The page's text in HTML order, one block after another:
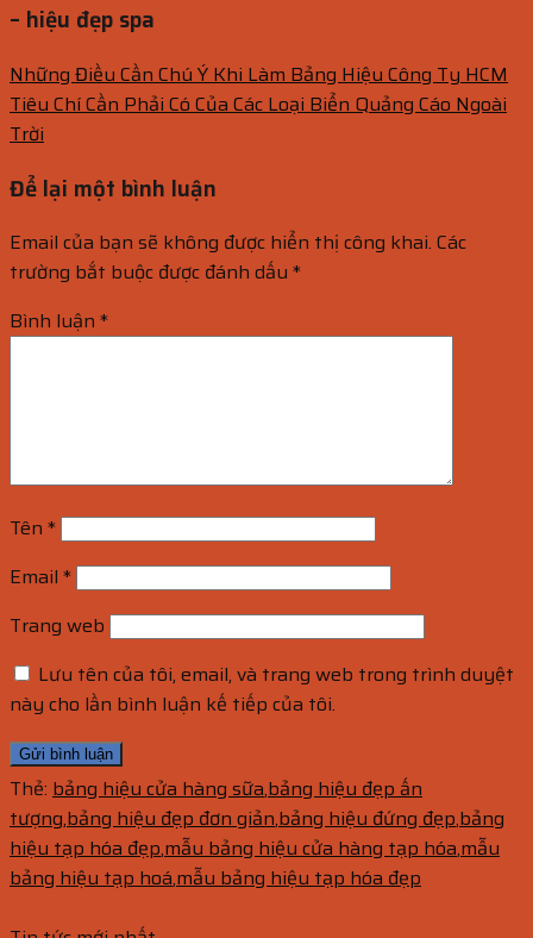
– hiệu đẹp spa
Những Điều Cần Chú Ý Khi Làm Bảng Hiệu Công Ty HCM
Tiêu Chí Cần Phải Có Của Các Loại Biển Quảng Cáo Ngoài
Trời
Để lại một bình luận
Email của bạn sẽ không được hiển thị công khai. Các
trường bắt buộc được đánh dấu *
Bình luận *
Tên *
Email *
Trang web
Lưu tên của tôi, email, và trang web trong trình duyệt
này cho lần bình luận kế tiếp của tôi.
Thẻ: bảng hiệu cửa hàng sữa,bảng hiệu đẹp ấn
tượng,bảng hiệu đẹp đơn giản,bảng hiệu đứng đẹp,bảng
hiệu tạp hóa đẹp,mẫu bảng hiệu cửa hàng tạp hóa,mẫu
bảng hiệu tạp hoá,mẫu bảng hiệu tạp hóa đẹp